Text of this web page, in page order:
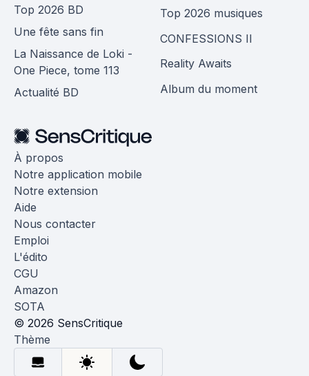
Top 2026 BD
Une fête sans fin
La Naissance de Loki -
One Piece, tome 113
Actualité BD
Top 2026 musiques
CONFESSIONS II
Reality Awaits
Album du moment
À propos
Notre application mobile
Notre extension
Aide
Nous contacter
Emploi
L'édito
CGU
Amazon
SOTA
© 2026 SensCritique
Thème